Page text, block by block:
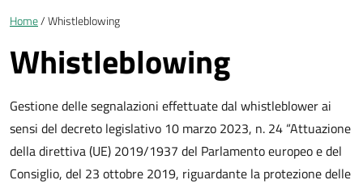
Briciole di pane
Home Whistleblowing
Whistleblowing
Gestione delle segnalazioni effettuate dal whistleblower ai
sensi del decreto legislativo 10 marzo 2023, n. 24 “Attuazione
della direttiva (UE) 2019/1937 del Parlamento europeo e del
Consiglio, del 23 ottobre 2019, riguardante la protezione delle